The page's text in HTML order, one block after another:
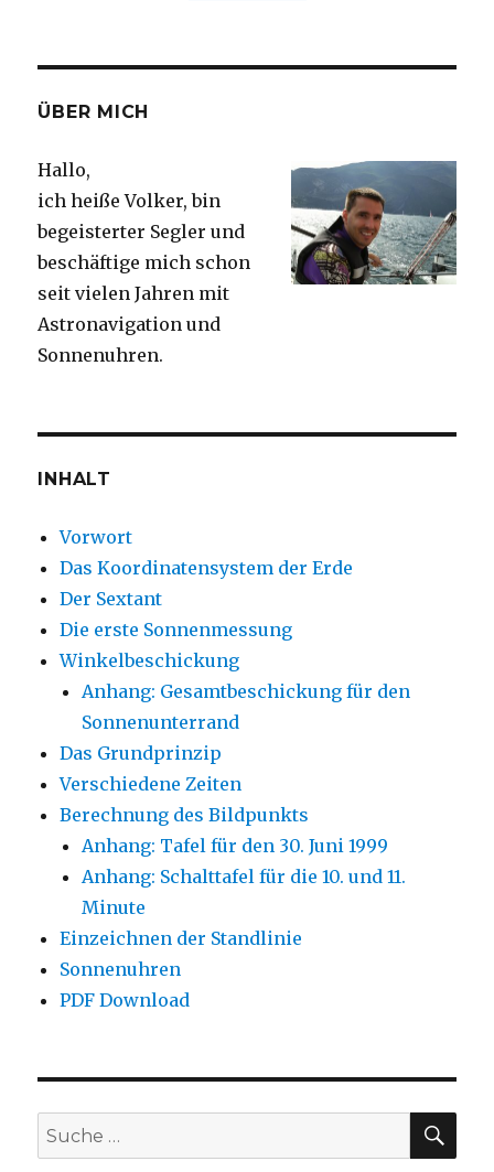
ÜBER MICH
Hallo,
ich heiße Volker, bin
begeisterter Segler und
beschäftige mich schon
seit vielen Jahren mit
Astronavigation und
Sonnenuhren.
INHALT
Vorwort
Das Koordinatensystem der Erde
Der Sextant
Die erste Sonnenmessung
Winkelbeschickung
Anhang: Gesamtbeschickung für den
Sonnenunterrand
Das Grundprinzip
Verschiedene Zeiten
Berechnung des Bildpunkts
Anhang: Tafel für den 30. Juni 1999
Anhang: Schalttafel für die 10. und 11.
Minute
Einzeichnen der Standlinie
Sonnenuhren
PDF Download
Suche
nach: